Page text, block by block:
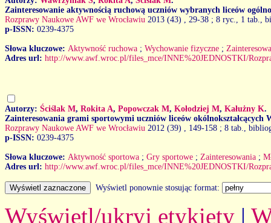
Zainteresowanie aktywnością ruchową uczniów wybranych liceów
Rozprawy Naukowe AWF we Wrocławiu 2013 (43)
, 29-38 ; 8 ryc., 1 tab.,
p-ISSN: 0239-4375
Słowa kluczowe: Aktywność ruchowa ; Wychowanie fizyczne ;
Adres url: http://www.awf.wroc.pl/files_mce/INNE%20JEDNOSTKI/
Autorzy: Ściślak M, Rokita A, Popowczak M, Kołodziej M, Kałużny K.
Zainteresowania grami sportowymi uczniów liceów okólnokształcących
Rozprawy Naukowe AWF we Wrocławiu 2012 (39)
, 149-158 ; 8 tab.,
p-ISSN: 0239-4375
Słowa kluczowe: Aktywność sportowa ; Gry sportowe ; Zainteresowania ;
Adres url: http://www.awf.wroc.pl/files_mce/INNE%20JEDNOSTKI/
Wyświetl ponownie stosując format:
Wyświetl/ukryj etykiety |